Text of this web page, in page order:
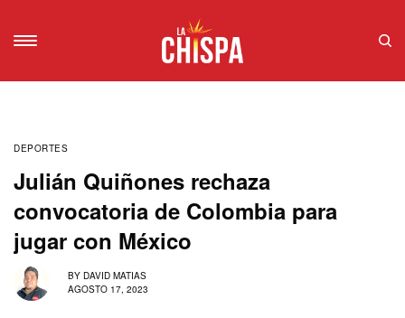
DEPORTES
Julián Quiñones rechaza
convocatoria de Colombia para
jugar con México
BY DAVID MATIAS
AGOSTO 17, 2023